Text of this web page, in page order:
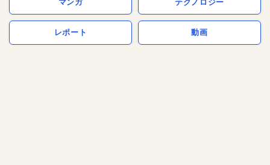
マンガ テクノロジー
レポート 動画